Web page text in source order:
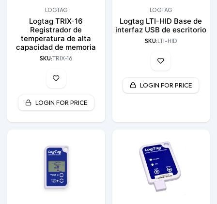
LOGTAG
Logtag TRIX-16
Registrador de
temperatura de alta
capacidad de memoria
SKU:TRIX-16
LOGIN FOR PRICE
LOGTAG
Logtag LTI-HID Base de
interfaz USB de escritorio
SKU:LTI-HID
LOGIN FOR PRICE